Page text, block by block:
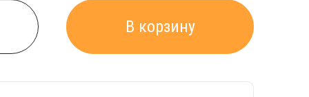
В корзину